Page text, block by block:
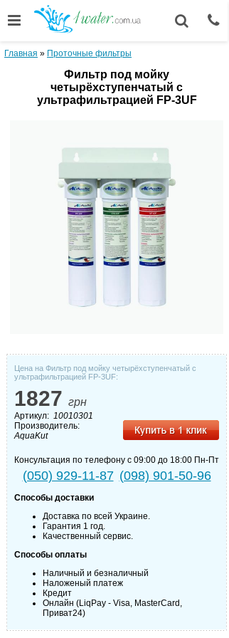
Главная » Проточные фильтры
Фильтр под мойку
четырёхступенчатый с
ультрафильтрацией FP-3UF
Цена на Фильтр под мойку четырёхступенчатый с
ультрафильтрацией FP-3UF:
1827 грн
Артикул: 10010301
Производитель:
AquaKut
Консультация по телефону с 09:00 до 18:00 Пн-Пт
(050) 929-11-87 (098) 901-50-96
Способы доставки
Доставка по всей Украине.
Гарантия 1 год.
Качественный сервис.
Способы оплаты
Наличный и безналичный
Наложеный платеж
Кредит
Онлайн (LiqPay - Visa, MasterCard,
Приват24)